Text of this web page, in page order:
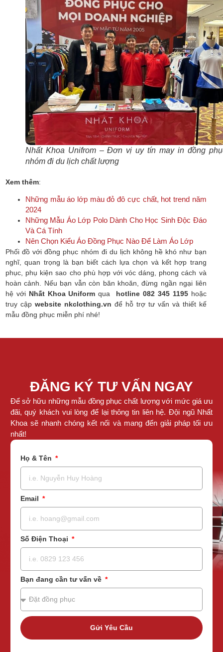
Nhất Khoa Unifrom – Đơn vị uy tín may in đồng
nhóm đi du lịch chất lượng
Xem thêm:
Những mẫu áo lớp màu đỏ đô cực chất, hot trend năm
2024
Những Mẫu Áo Lớp Polo Dành Cho Học Sinh Độc Đáo
Và Cá Tính
Nên Chọn Kiểu Áo Đồng Phục Nào Để Làm Áo Lớp
Phối đồ với đồng phục nhóm đi du lịch không hề khó như bạn
nghĩ, quan trọng là bạn biết cách lựa chọn và kết hợp trang
phục, phụ kiện sao cho phù hợp với vóc dáng, phong cách và
hoàn cảnh. Nếu bạn vẫn còn băn khoăn, đừng ngần ngại liên
hệ với Nhất Khoa Uniform qua hotline 082 345 1195hoặc
truy cập website nkclothing.vn để hỗ trợ tư vấn và thiết kế
mẫu đồng phục miễn phí nhé!
ĐĂNG KÝ TƯ VẤN NGAY
Để sở hữu những mẫu đồng phục chất lượng với mức giá ưu
đãi, quý khách vui lòng để lại thông tin liên hệ. Đội ngũ Nhất
Khoa sẽ nhanh chóng kết nối và mang đến giải pháp tối ưu
nhất!
Họ & Tên
Email
Số Điện Thoại
Bạn đang cần tư vấn về
Gửi Yêu Cầu